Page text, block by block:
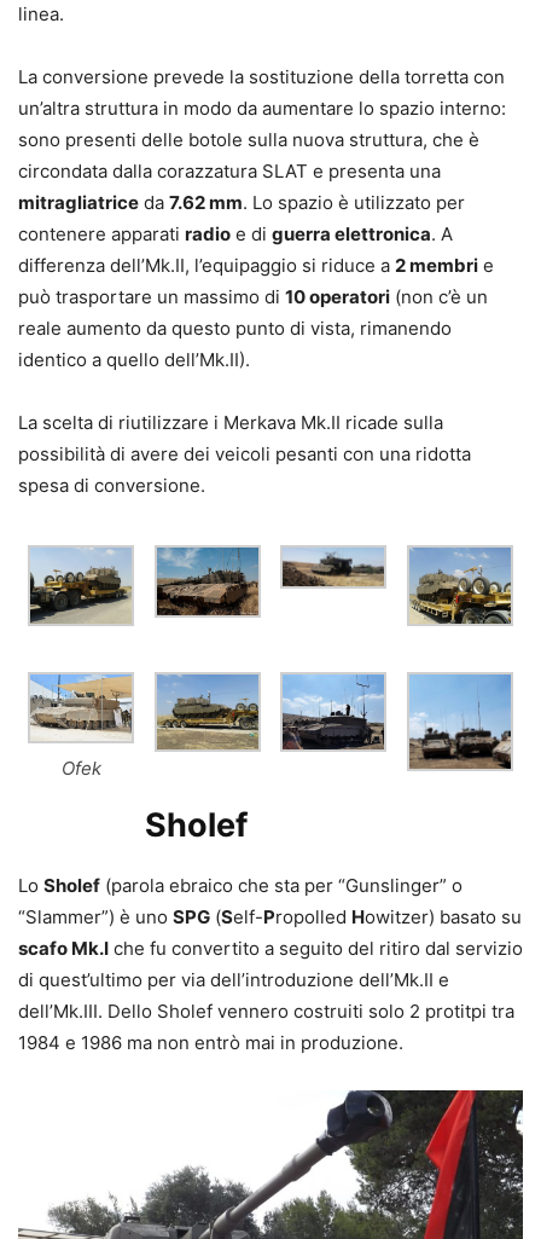
linea.
La conversione prevede la sostituzione della torretta con
un’altra struttura in modo da aumentare lo spazio interno:
sono presenti delle botole sulla nuova struttura, che è
circondata dalla corazzatura SLAT e presenta una
mitragliatrice da 7.62 mm. Lo spazio è utilizzato per
contenere apparati radio e di guerra elettronica. A
differenza dell’Mk.II, l’equipaggio si riduce a 2 membri e
può trasportare un massimo di 10 operatori (non c’è un
reale aumento da questo punto di vista, rimanendo
identico a quello dell’Mk.II).
La scelta di riutilizzare i Merkava Mk.II ricade sulla
possibilità di avere dei veicoli pesanti con una ridotta
spesa di conversione.
Ofek
Sholef
Lo Sholef (parola ebraico che sta per “Gunslinger” o
“Slammer”) è uno SPG (Self-Propolled Howitzer) basato su
scafo Mk.I che fu convertito a seguito del ritiro dal servizio
di quest’ultimo per via dell’introduzione dell’Mk.II e
dell’Mk.III. Dello Sholef vennero costruiti solo 2 protitpi tra
1984 e 1986 ma non entrò mai in produzione.